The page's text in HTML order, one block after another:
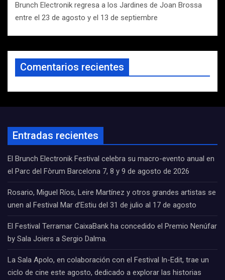
Brunch Electronik regresa a los Jardines de Joan Brossa
entre el 23 de agosto y el 13 de septiembre
Comentarios recientes
Entradas recientes
El Brunch Electronik Festival celebra su macro-evento anual en
el Parc del Fòrum Barcelona 7, 8 y 9 de agosto de 2026
Rosario, Miguel Ríos, Leire Martínez y otros grandes artistas se
unen al Festival Mar d’Estiu del 31 de julio al 17 de agosto
El Festival Terramar CaixaBank ha concedido el Premio Nenúfar
by Sala Joiers a Sergio Dalma.
La Sala Apolo, en colaboración con el Festival In-Edit, trae un
ciclo de cine este agosto, dedicado a explorar las historias